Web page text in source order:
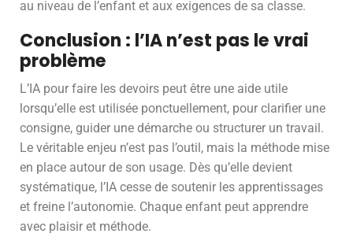
au niveau de l’enfant et aux exigences de sa classe.
Conclusion : l’IA n’est pas le vrai
problème
L’IA pour faire les devoirs peut être une aide utile
lorsqu’elle est utilisée ponctuellement, pour clarifier une
consigne, guider une démarche ou structurer un travail.
Le véritable enjeu n’est pas l’outil, mais la méthode mise
en place autour de son usage. Dès qu’elle devient
systématique, l’IA cesse de soutenir les apprentissages
et freine l’autonomie. Chaque enfant peut apprendre
avec plaisir et méthode.